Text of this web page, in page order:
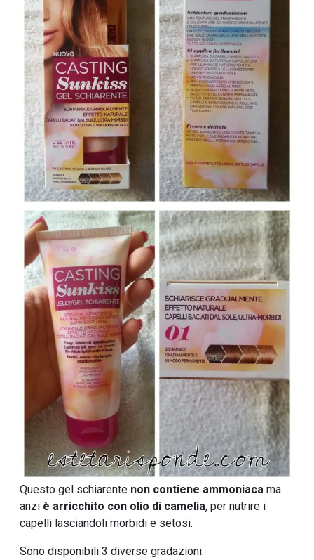
Questo gel schiarente non contiene ammoniaca ma
anzi è arricchito con olio di camelia, per nutrire i
capelli lasciandoli morbidi e setosi.
Sono disponibili 3 diverse gradazioni: